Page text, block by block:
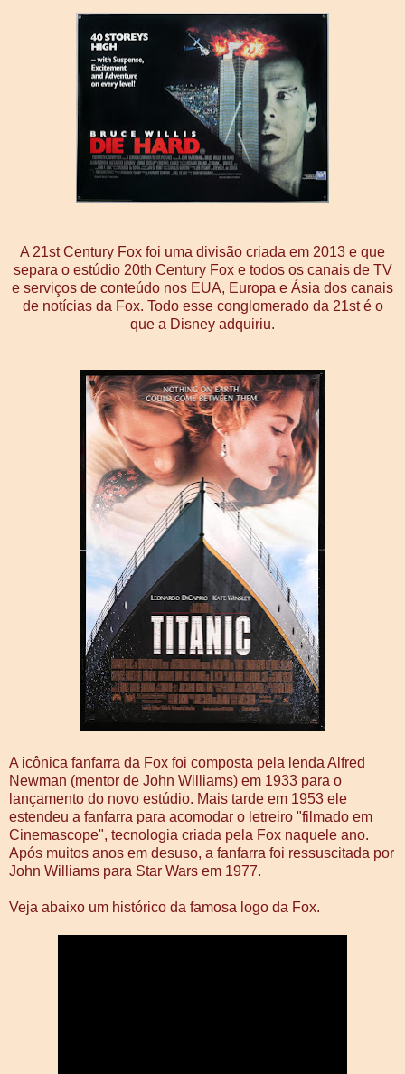
A 21st Century Fox foi uma divisão criada em 2013 e que
separa o estúdio 20th Century Fox e todos os canais de TV
e serviços de conteúdo nos EUA, Europa e Ásia dos canais
de notícias da Fox. Todo esse conglomerado da 21st é o
que a Disney adquiriu.
A icônica fanfarra da Fox foi composta pela lenda Alfred
Newman (mentor de John Williams) em 1933 para o
lançamento do novo estúdio. Mais tarde em 1953 ele
estendeu a fanfarra para acomodar o letreiro "filmado em
Cinemascope", tecnologia criada pela Fox naquele ano.
Após muitos anos em desuso, a fanfarra foi ressuscitada por
John Williams para Star Wars em 1977.
Veja abaixo um histórico da famosa logo da Fox.